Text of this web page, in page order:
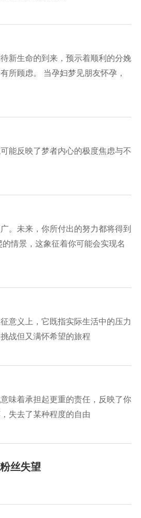
新生命的到来，预示着顺利的分娩
所顾虑。 当孕妇梦见朋友怀孕，
能反映了梦者内心的极度焦虑与不
。未来，你所付出的努力都将得到
情景，这象征着你可能会实现名
意义上，它既指实际生活中的压力
战但又满怀希望的旅程
味着承担起更重的责任，反映了你
失去了某种程度的自由
丝失望